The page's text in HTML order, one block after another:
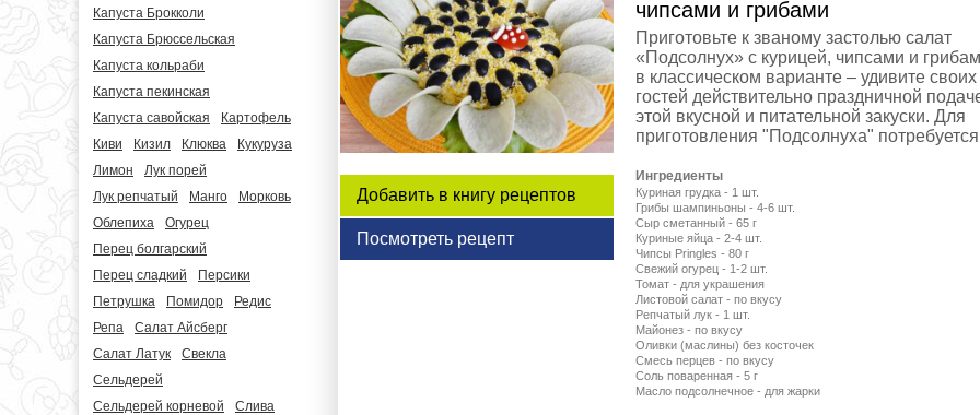
Капуста Брокколи
Капуста Брюссельская
Капуста кольраби
Капуста пекинская
Капуста савойская
Картофель
Киви
Кизил Клюква
Кукуруза
Лимон
Лук порей
Лук репчатый
Манго
Морковь
Облепиха
Огурец
Перец болгарский
Перец сладкий
Персики
Петрушка
Помидор
Редис
Репа
Салат Айсберг
Салат Латук
Свекла
Сельдерей
Сельдерей корневой
Слива
Добавить в книгу рецептов
Посмотреть рецепт
чипсами и грибами
Приготовьте к званому застолью салат
«Подсолнух» с курицей, чипсами и
в классическом варианте – удивите своих
гостей действительно праздничной
этой вкусной и питательной закуски. Для
приготовления "Подсолнуха"
Ингредиенты
Куриная грудка - 1 шт.
Грибы шампиньоны - 4-6 шт.
Сыр сметанный - 65 г
Куриные яйца - 2-4 шт.
Чипсы Pringles - 80 г
Свежий огурец - 1-2 шт.
Томат - для украшения
Листовой салат - по вкусу
Репчатый лук - 1 шт.
Майонез - по вкусу
Оливки (маслины) без косточек
Смесь перцев - по вкусу
Соль поваренная - 5 г
Масло подсолнечное - для жарки